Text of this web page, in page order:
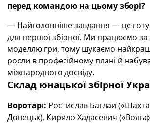
перед командою на цьому зборі?
— Найголовніше завдання — це
для першої збірної. Ми працюємо за
моделлю гри, тому шукаємо
росли в професійному плані й
міжнародного досвіду.
Склад юнацької збірної
Воротарі: Ростислав Баглай
Донецьк), Кирило Хадасевич